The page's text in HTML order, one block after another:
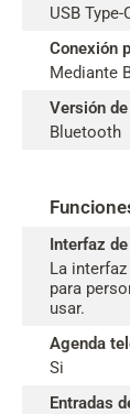
USB Type-
Conexión
Mediante
Versión
Bluetooth
Interfaz
La
para
usar.
Agenda
Si
Entradas